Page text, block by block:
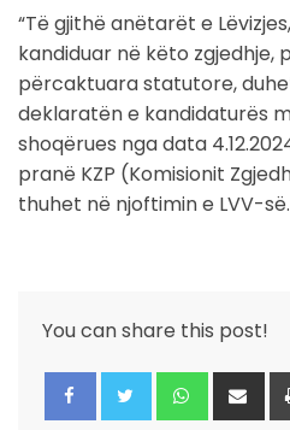
“Të gjithë anëtarët e
kandiduar në këto zgjedhje,
përcaktuara statutore,
deklaratën e kandidaturës
shoqërues nga data
pranë KZP (Komisionit
thuhet në njoftimin e LVV-së.
You can share this post!
via